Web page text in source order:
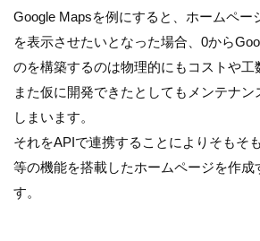
Google Mapsを例にすると、ホームペー
を表示させたいとなった場合、0から
のを構築するのは物理的にもコストや工
また仮に開発できたとしてもメンテナン
しまいます。
それをAPIで連携することによりそもそ
等の機能を搭載したホームページを作成
す。